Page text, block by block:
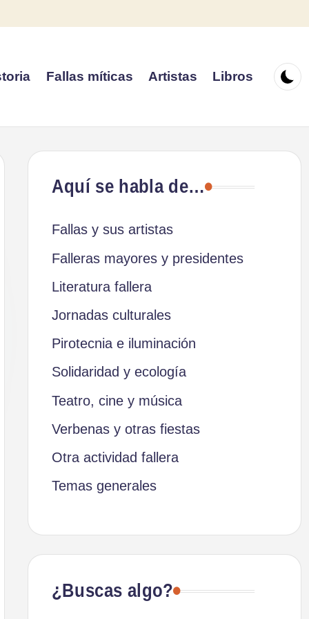
Fallas míticas Artistas Libros
Aquí se habla de…
Fallas y sus artistas
Falleras mayores y presidentes
Literatura fallera
Jornadas culturales
Pirotecnia e iluminación
Solidaridad y ecología
Teatro, cine y música
Verbenas y otras fiestas
Otra actividad fallera
Temas generales
¿Buscas algo?